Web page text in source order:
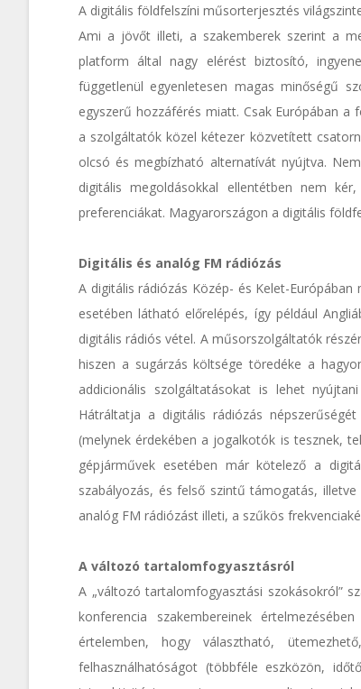
A digitális földfelszíni műsorterjesztés
Ami a jövőt illeti, a szakemberek szerint a
platform által nagy elérést biztosító,
függetlenül egyenletesen magas minőségű
egyszerű hozzáférés miatt. Csak Európában
a szolgáltatók közel kétezer közvetített
olcsó és megbízható alternatívát nyújtva.
digitális megoldásokkal ellentétben nem
preferenciákat. Magyarországon a digitális
Digitális és analóg FM rádiózás
A digitális rádiózás Közép- és Kelet-
esetében látható előrelépés, így például
digitális rádiós vétel. A műsorszolgáltatók
hiszen a sugárzás költsége töredéke a
addicionális szolgáltatásokat is lehet
Hátráltatja a digitális rádiózás
(melynek érdekében a jogalkotók is tesznek,
gépjárművek esetében már kötelező a
szabályozás, és felső szintű támogatás,
analóg FM rádiózást illeti, a szűkös
A változó tartalomfogyasztásról
A „változó tartalomfogyasztási szokásokról”
konferencia szakembereinek
értelemben, hogy választható,
felhasználhatóságot (többféle eszközön,